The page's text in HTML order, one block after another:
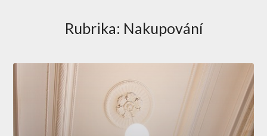
Rubrika: Nakupování